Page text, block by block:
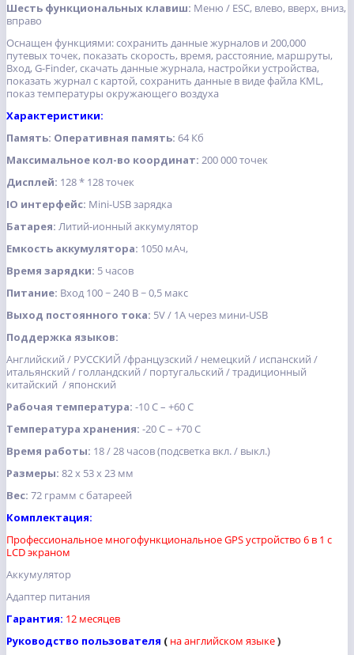
Шесть функциональных клавиш: Меню / ESC, влево, вверх, вниз,
вправо
Оснащен функциями: сохранить данные журналов и 200,000
путевых точек, показать скорость, время, расстояние, маршруты,
Вход, G-Finder, скачать данные журнала, настройки устройства,
показать журнал с картой, сохранить данные в виде файла KML,
показ температуры окружающего воздуха
Характеристики:
Память: Оперативная память: 64 Кб
Максимальное кол-во координат: 200 000 точек
Дисплей: 128 * 128 точек
IO интерфейс: Mini-USB зарядка
Батарея: Литий-ионный аккумулятор
Емкость аккумулятора: 1050 мАч,
Время зарядки: 5 часов
Питание: Вход 100 ~ 240 В ~ 0,5 макс
Выход постоянного тока: 5V / 1A через мини-USB
Поддержка языков:
Английский / РУССКИЙ /французский / немецкий / испанский /
итальянский / голландский / португальский / традиционный
китайский / японский
Рабочая температура: -10 С – +60 С
Температура хранения: -20 С – +70 С
Время работы: 18 / 28 часов (подсветка вкл. / выкл.)
Размеры: 82 х 53 х 23 мм
Вес: 72 грамм с батареей
Комплектация:
Профессиональное многофункциональное GPS устройство 6 в 1 с
LCD экраном
Аккумулятор
Адаптер питания
Гарантия: 12 месяцев
Руководство пользователя ( наанглийском языке)